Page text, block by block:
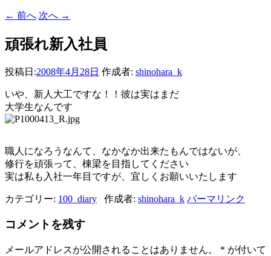
← 前へ 次へ →
頑張れ新入社員
投稿日:2008年4月28日 作成者: shinohara_k
いや、新人大工ですな！！彼は実はまだ
大学生なんです
職人になろうなんて、なかなか出来たもんではないが、
修行を頑張って、棟梁を目指してください
実は私も入社一年目ですが、宜しくお願いいたします
カテゴリー: 100_diary 作成者: shinohara_k パーマリンク
コメントを残す
メールアドレスが公開されることはありません。 * が付いて